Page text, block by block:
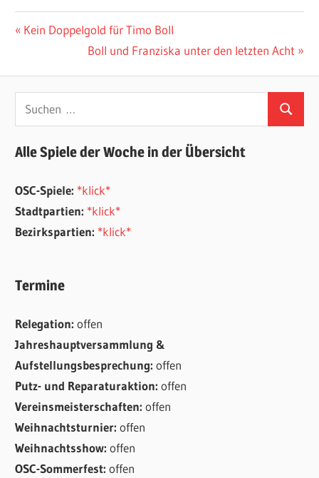
Beitragsnavigation
Vorheriger
Kein Doppelgold für Timo Boll
Nächster
Boll und Franziska unter den letzten Acht
Suchen
nach:
Suchen
Alle Spiele der Woche in der Übersicht
OSC-Spiele: *klick*
Stadtpartien: *klick*
Bezirkspartien: *klick*
Termine
Relegation:offen
Jahreshauptversammlung &
Aufstellungsbesprechung:offen
Putz- und Reparaturaktion:offen
Vereinsmeisterschaften:offen
Weihnachtsturnier:offen
Weihnachtsshow:offen
OSC-Sommerfest:offen